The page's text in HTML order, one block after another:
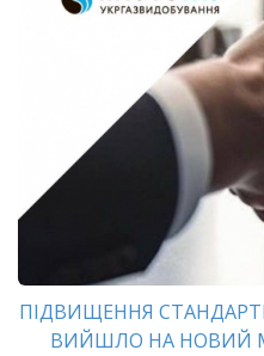
ПІДВИЩЕННЯ
ВИЙШЛО НА НОВИЙ